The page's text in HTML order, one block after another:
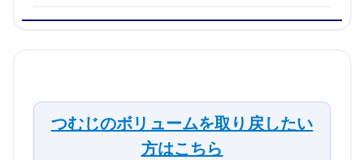
つむじのボリュームを取り戻したい
方はこちら